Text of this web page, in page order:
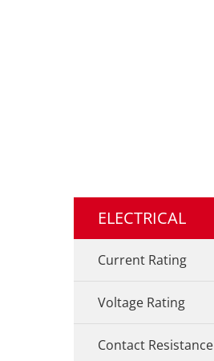
ELECTRICAL
Current Rating
Voltage Rating
Contact Resistance